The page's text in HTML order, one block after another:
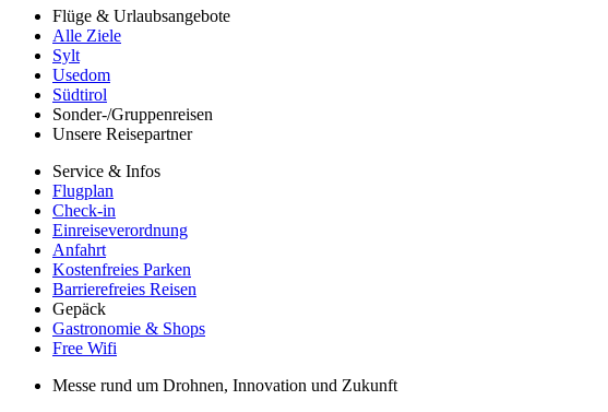
Flüge & Urlaubsangebote
Alle Ziele
Sylt
Usedom
Südtirol
Sonder-/Gruppenreisen
Unsere Reisepartner
Service & Infos
Flugplan
Check-in
Einreiseverordnung
Anfahrt
Kostenfreies Parken
Barrierefreies Reisen
Gepäck
Gastronomie & Shops
Free Wifi
Messe rund um Drohnen, Innovation und Zukunft